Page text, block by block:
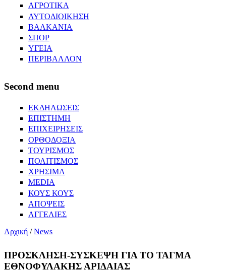
ΑΓΡΟΤΙΚΑ
ΑΥΤΟΔΙΟΙΚΗΣΗ
ΒΑΛΚΑΝΙΑ
ΣΠΟΡ
ΥΓΕΙΑ
ΠΕΡΙΒΑΛΛΟΝ
Second menu
ΕΚΔΗΛΩΣΕΙΣ
ΕΠΙΣΤΗΜΗ
ΕΠΙΧΕΙΡΗΣΕΙΣ
ΟΡΘΟΔΟΞΙΑ
ΤΟΥΡΙΣΜΟΣ
ΠΟΛΙΤΙΣΜΟΣ
ΧΡΗΣΙΜΑ
MEDIA
ΚΟΥΣ ΚΟΥΣ
ΑΠΟΨΕΙΣ
ΑΓΓΕΛΙΕΣ
Αρχική /News
ΠΡΟΣΚΛΗΣΗ-ΣΥΣΚΕΨΗ ΓΙΑ ΤΟ ΤΑΓΜΑ
ΕΘΝΟΦΥΛΑΚΗΣ ΑΡΙΔΑΙΑΣ